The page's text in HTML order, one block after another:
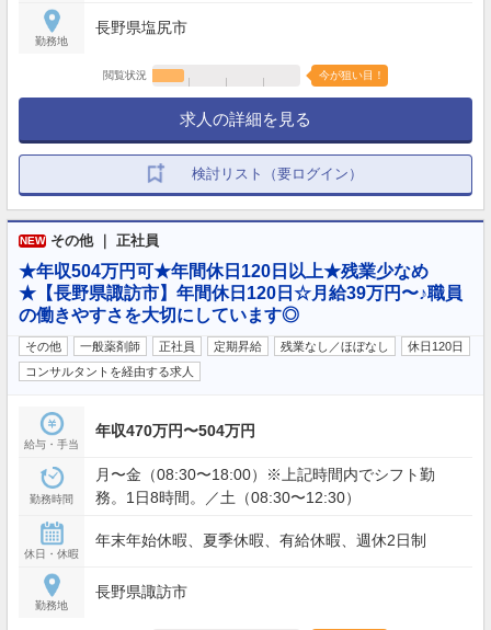
勤務地
長野県塩尻市
閲覧状況 今が狙い目！
求人の詳細を見る
検討リスト（要ログイン）
NEW その他 ｜ 正社員
★年収504万円可★年間休日120日以上★残業少なめ
★【長野県諏訪市】年間休日120日☆月給39万円〜♪職員
の働きやすさを大切にしています◎
その他 一般薬剤師 正社員 定期昇給 残業なし／ほぼなし
休日120日
コンサルタントを経由する求人
給与・手当
年収470万円〜504万円
勤務時間
月〜金（08:30〜18:00）※上記時間内でシフト勤
務。1日8時間。／土（08:30〜12:30）
休日・休暇
年末年始休暇、夏季休暇、有給休暇、週休2日制
勤務地
長野県諏訪市